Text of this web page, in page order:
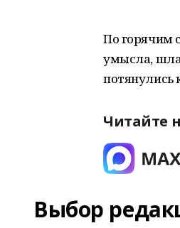
По горячим
умысла, шла
потянулись
Читайте
Выбор